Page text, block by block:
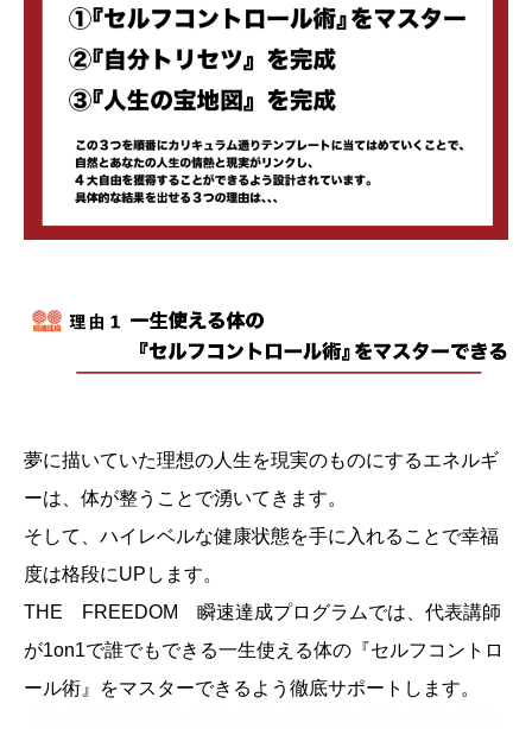
夢に描いていた理想の人生を現実のものにするエネルギ
ーは、体が整うことで湧いてきます。
そして、ハイレベルな健康状態を手に入れることで幸福
度は格段にUPします。
THE FREEDOM 瞬速達成プログラムでは、代表講師
が1on1で誰でもできる一生使える体の『セルフコントロ
ール術』をマスターできるよう徹底サポートします。